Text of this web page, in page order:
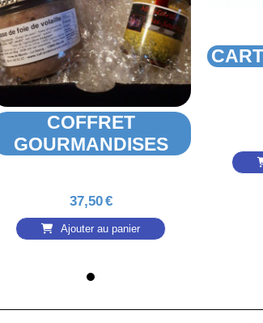
COFFRET
GOURMANDISES
37,50€
Ajouter au panier